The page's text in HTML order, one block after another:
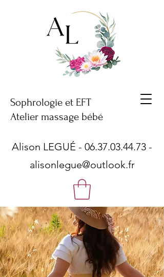
Sophrologie et EFT
Atelier massage bébé
Alison LEGUÉ - 06.37.03.44.73 -
alisonlegue@outlook.fr